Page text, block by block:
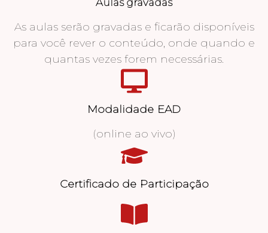
Aulas gravadas
As aulas serão gravadas e ficarão disponíveis
para você rever o conteúdo, onde quando e
quantas vezes forem necessárias.
Modalidade EAD
(online ao vivo)
Certificado de Participação